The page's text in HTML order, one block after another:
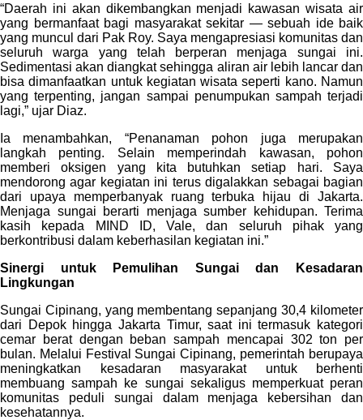
“Daerah ini akan dikembangkan menjadi kawasan wisata air
yang bermanfaat bagi masyarakat sekitar — sebuah ide baik
yang muncul dari Pak Roy. Saya mengapresiasi komunitas dan
seluruh warga yang telah berperan menjaga sungai ini.
Sedimentasi akan diangkat sehingga aliran air lebih lancar dan
bisa dimanfaatkan untuk kegiatan wisata seperti kano. Namun
yang terpenting, jangan sampai penumpukan sampah terjadi
lagi,” ujar Diaz.
Ia menambahkan, “Penanaman pohon juga merupakan
langkah penting. Selain memperindah kawasan, pohon
memberi oksigen yang kita butuhkan setiap hari. Saya
mendorong agar kegiatan ini terus digalakkan sebagai bagian
dari upaya memperbanyak ruang terbuka hijau di Jakarta.
Menjaga sungai berarti menjaga sumber kehidupan. Terima
kasih kepada MIND ID, Vale, dan seluruh pihak yang
berkontribusi dalam keberhasilan kegiatan ini.”
Sinergi untuk Pemulihan Sungai dan Kesadaran
Lingkungan
Sungai Cipinang, yang membentang sepanjang 30,4 kilometer
dari Depok hingga Jakarta Timur, saat ini termasuk kategori
cemar berat dengan beban sampah mencapai 302 ton per
bulan. Melalui Festival Sungai Cipinang, pemerintah berupaya
meningkatkan kesadaran masyarakat untuk berhenti
membuang sampah ke sungai sekaligus memperkuat peran
komunitas peduli sungai dalam menjaga kebersihan dan
kesehatannya.